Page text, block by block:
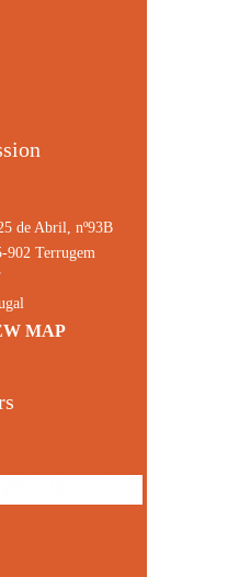
de Abril, nº93B
902 Terrugem
MAP